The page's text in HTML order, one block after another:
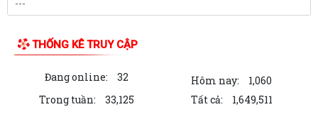
chung cư A7, A8 Vạn Mỹ
CHUẨN BỊ CHO KỲ HỌP THỨ 4 (KỲ HỌP THƯỜNG LỆ GIỮA...
THỐNG KÊ TRUY CẬP
Đang online: 32 Hôm nay:
1,060
Trong tuần:
33,125 Tất cả: 1,649,511